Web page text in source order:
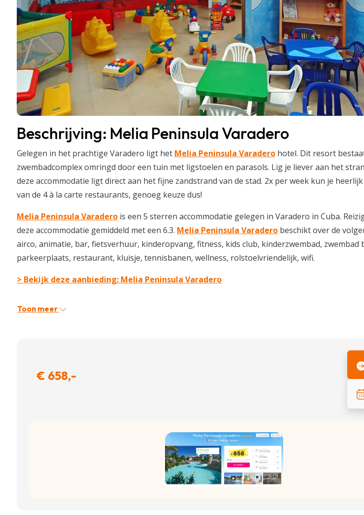
Beschrijving: Melia Peninsula Varadero
Gelegen in het prachtige Varadero ligt het Melia Peninsula Varadero hotel. Dit resort
zwembadcomplex omringd door een tuin met ligstoelen en parasols. Lig je liever aan het
deze accommodatie ligt direct aan het fijne zandstrand van de stad. 2x per week kun je
van de 4 à la carte restaurants, genoeg keuze dus!
Melia Peninsula Varadero is een 5 sterren accommodatie gelegen in Varadero in Cuba.
deze accommodatie gemiddeld met een 6.3. Melia Peninsula Varadero beschikt over de
airco, animatie, bar, fietsverhuur, kinderopvang, fitness, kids club, kinderzwembad, zwembad
parkeerplaats, restaurant, kluisje, tennisbanen, wellness, rolstoelvriendelijk, wifi.
> Bekijk deze aanbieding: Melia Peninsula Varadero
Toon meer
€ 658,-